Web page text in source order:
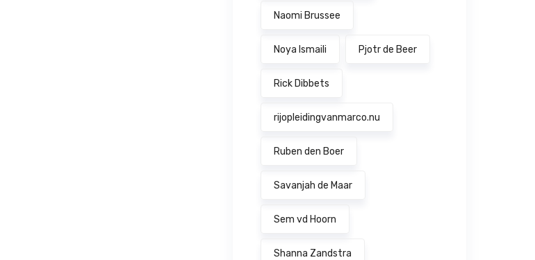
Naomi Brussee
Noya Ismaili Pjotr de Beer
Rick Dibbets
rijopleidingvanmarco.nu
Ruben den Boer
Savanjah de Maar
Sem vd Hoorn
Shanna Zandstra